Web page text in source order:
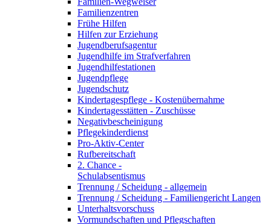
Familienzentren
Frühe Hilfen
Hilfen zur Erziehung
Jugendberufsagentur
Jugendhilfe im Strafverfahren
Jugendhilfestationen
Jugendpflege
Jugendschutz
Kindertagespflege - Kostenübernahme
Kindertagesstätten - Zuschüsse
Negativbescheinigung
Pflegekinderdienst
Pro-Aktiv-Center
Rufbereitschaft
2. Chance -
Schulabsentismus
Trennung / Scheidung - allgemein
Trennung / Scheidung - Familiengericht Langen
Unterhaltsvorschuss
Vormundschaften und Pflegschaften